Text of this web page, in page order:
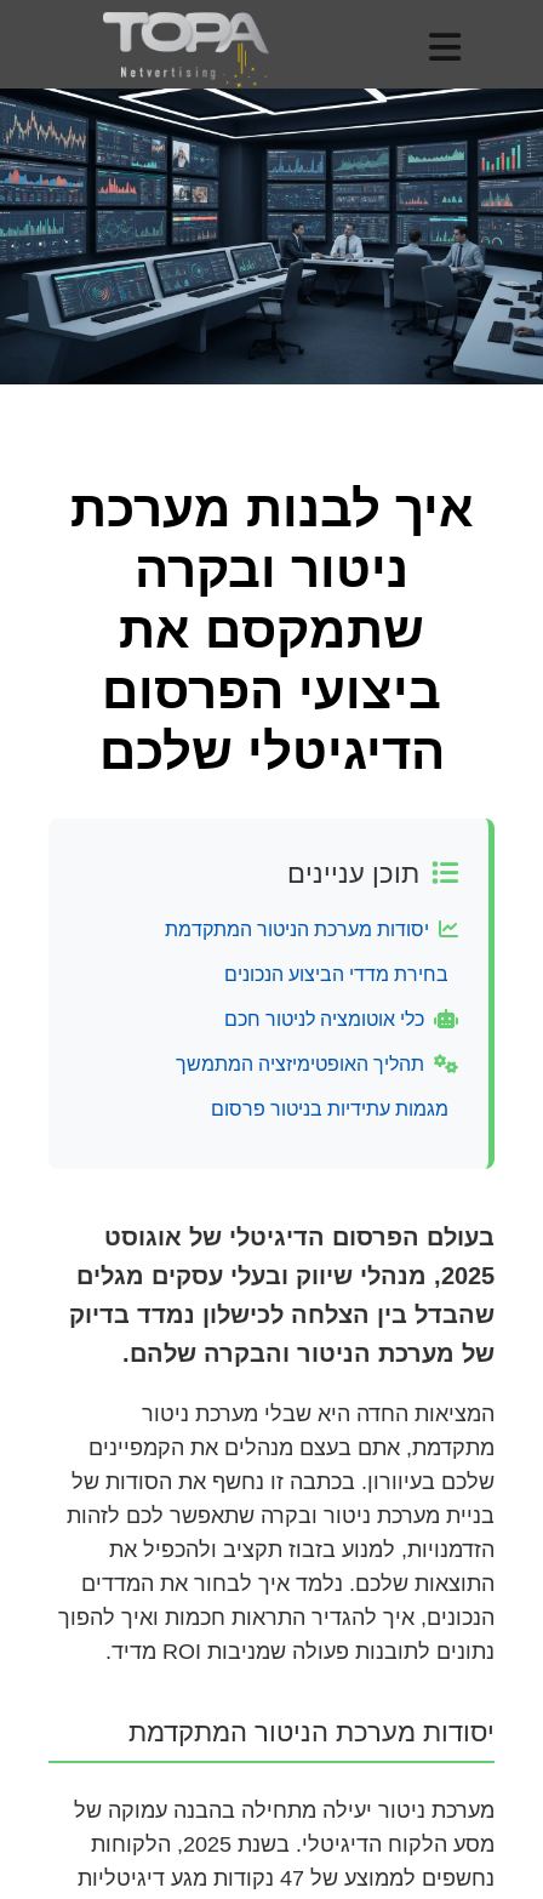
איך לבנות מערכת
ניטור ובקרה
שתמקסם את
ביצועי הפרסום
הדיגיטלי שלכם
תוכן עניינים
יסודות מערכת הניטור המתקדמת
בחירת מדדי הביצוע הנכונים
כלי אוטומציה לניטור חכם
תהליך האופטימיזציה המתמשך
מגמות עתידיות בניטור פרסום
בעולם הפרסום הדיגיטלי של אוגוסט
2025, מנהלי שיווק ובעלי עסקים מגלים
שהבדל בין הצלחה לכישלון נמדד בדיוק
של מערכת הניטור והבקרה שלהם.
המציאות החדה היא שבלי מערכת ניטור
מתקדמת, אתם בעצם מנהלים את הקמפיינים
שלכם בעיוורון. בכתבה זו נחשף את הסודות של
בניית מערכת ניטור ובקרה שתאפשר לכם לזהות
הזדמנויות, למנוע בזבוז תקציב ולהכפיל את
התוצאות שלכם. נלמד איך לבחור את המדדים
הנכונים, איך להגדיר התראות חכמות ואיך להפוך
נתונים לתובנות פעולה שמניבות ROI מדיד.
יסודות מערכת הניטור המתקדמת
מערכת ניטור יעילה מתחילה בהבנה עמוקה של
מסע הלקוח הדיגיטלי. בשנת 2025, הלקוחות
נחשפים לממוצע של 47 נקודות מגע דיגיטליות